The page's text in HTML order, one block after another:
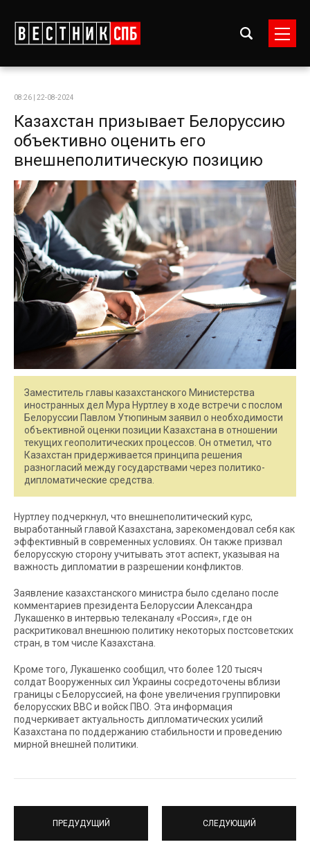
08:26 | 22-08-2024
Казахстан призывает Белоруссию
объективно оценить его
внешнеполитическую позицию
Заместитель главы казахстанского Министерства
иностранных дел Мура Нуртлеу в ходе встречи с послом
Белоруссии Павлом Утюпиным заявил о необходимости
объективной оценки позиции Казахстана в отношении
текущих геополитических процессов. Он отметил, что
Казахстан придерживается принципа решения
разногласий между государствами через политико-
дипломатические средства.
Нуртлеу подчеркнул, что внешнеполитический курс,
выработанный главой Казахстана, зарекомендовал себя как
эффективный в современных условиях. Он также призвал
белорусскую сторону учитывать этот аспект, указывая на
важность дипломатии в разрешении конфликтов.
Заявление казахстанского министра было сделано после
комментариев президента Белоруссии Александра
Лукашенко в интервью телеканалу «Россия», где он
раскритиковал внешнюю политику некоторых постсоветских
стран, в том числе Казахстана.
Кроме того, Лукашенко сообщил, что более 120 тысяч
солдат Вооруженных сил Украины сосредоточены вблизи
границы с Белоруссией, на фоне увеличения группировки
белорусских ВВС и войск ПВО. Эта информация
подчеркивает актуальность дипломатических усилий
Казахстана по поддержанию стабильности и проведению
мирной внешней политики.
ПРЕДУДУЩИЙ СЛЕДУЮЩИЙ